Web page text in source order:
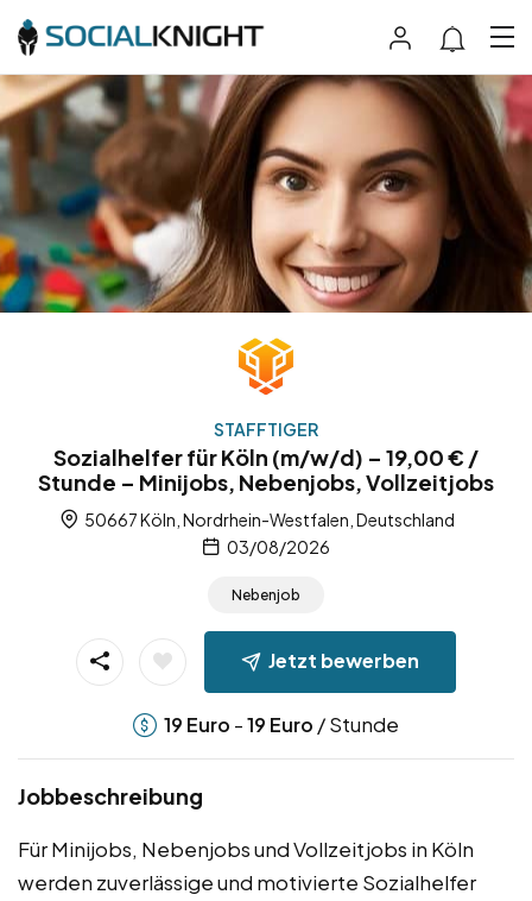
STAFFTIGER
Sozialhelfer für Köln (m/w/d) – 19,00 € /
Stunde – Minijobs, Nebenjobs, Vollzeitjobs
50667 Köln, Nordrhein-Westfalen, Deutschland
03/08/2026
Nebenjob
Jetzt bewerben
19 Euro -19 Euro / Stunde
Jobbeschreibung
Für Minijobs, Nebenjobs und Vollzeitjobs in Köln
werden zuverlässige und motivierte Sozialhelfer